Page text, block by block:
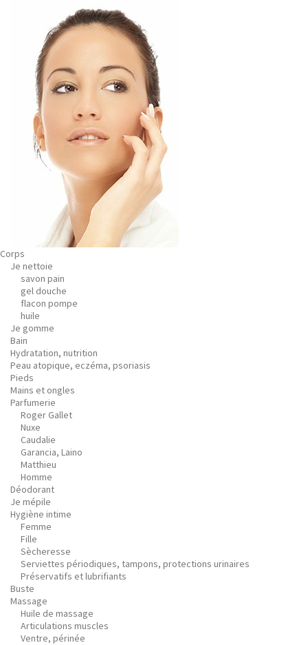
Corps
Je nettoie
savon pain
gel douche
flacon pompe
huile
Je gomme
Bain
Hydratation, nutrition
Peau atopique, eczéma, psoriasis
Pieds
Mains et ongles
Parfumerie
Roger Gallet
Nuxe
Caudalie
Garancia, Laino
Matthieu
Homme
Déodorant
Je mépile
Hygiène intime
Femme
Fille
Sècheresse
Serviettes périodiques, tampons, protections urinaires
Préservatifs et lubrifiants
Buste
Massage
Huile de massage
Articulations muscles
Ventre, périnée